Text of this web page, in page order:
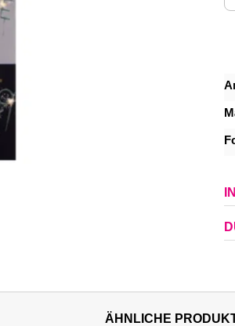
ÄHNLICHE